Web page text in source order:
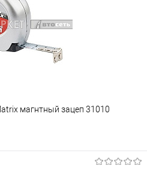
магнтный зацеп 31010